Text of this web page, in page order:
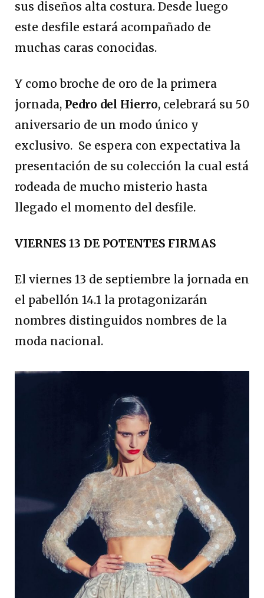
sus diseños alta costura. Desde luego
este desfile estará acompañado de
muchas caras conocidas.
Y como broche de oro de la primera
jornada, Pedro del Hierro, celebrará su 50
aniversario de un modo único y
exclusivo. Se espera con expectativa la
presentación de su colección la cual está
rodeada de mucho misterio hasta
llegado el momento del desfile.
VIERNES 13 DE POTENTES FIRMAS
El viernes 13 de septiembre la jornada en
el pabellón 14.1 la protagonizarán
nombres distinguidos nombres de la
moda nacional.